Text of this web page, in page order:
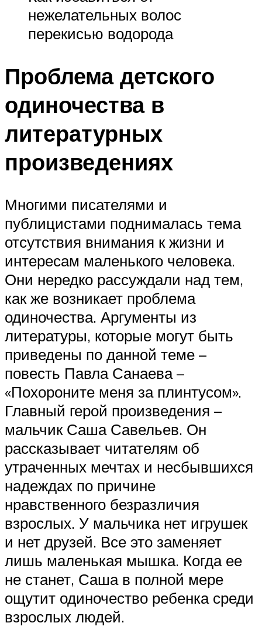
нежелательных волос
перекисью водорода
Проблема детского
одиночества в
литературных
произведениях
Многими писателями и
публицистами поднималась тема
отсутствия внимания к жизни и
интересам маленького человека.
Они нередко рассуждали над тем,
как же возникает проблема
одиночества. Аргументы из
литературы, которые могут быть
приведены по данной теме –
повесть Павла Санаева –
«Похороните меня за плинтусом».
Главный герой произведения –
мальчик Саша Савельев. Он
рассказывает читателям об
утраченных мечтах и несбывшихся
надеждах по причине
нравственного безразличия
взрослых. У мальчика нет игрушек
и нет друзей. Все это заменяет
лишь маленькая мышка. Когда ее
не станет, Саша в полной мере
ощутит одиночество ребенка среди
взрослых людей.